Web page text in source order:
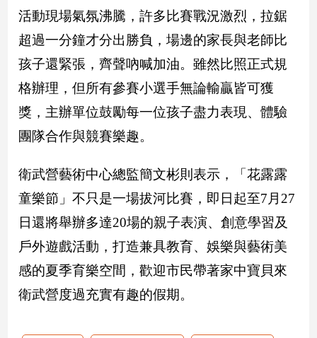
情
藝
／
文
創
／
電
影
薦
科
遊
戲
動
寵
活動現場氣氛沸騰，許多比賽戰況激烈，拉鋸
超過一分鐘才分出勝負，場邊的家長與老師比
孩子還緊張，齊聲吶喊加油。雖然比照正式規
格辦理，但所有參賽小選手無論輸贏皆可獲
獎，主辦單位鼓勵每一位孩子盡力表現、體驗
團隊合作與競賽樂趣。
衛武營藝術中心總監簡文彬則表示，「花露露
童樂節」不只是一場拔河比賽，即日起至7月27
日還將舉辦多達20場的親子表演、創意學習及
戶外遊戲活動，打造兼具教育、娛樂與藝術美
感的夏季育樂空間，歡迎市民帶著家中寶貝來
衛武營度過充實有趣的假期。